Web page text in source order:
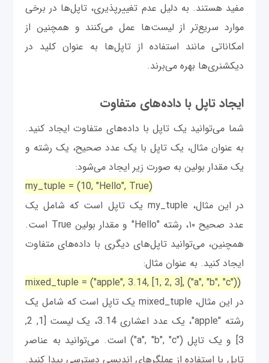
مفید هستند. به دلیل عدم تغییرپذیری، تاپل‌ها در برخی
موارد سریع‌تر از لیست‌ها عمل می‌کنند و همچنین از
امکاناتی مانند استفاده از تاپل‌ها به عنوان کلید در
دیکشنری‌ها بهره می‌برند.
ایجاد تاپل با داده‌های متفاوت
شما می‌توانید یک تاپل با داده‌های متفاوت ایجاد کنید.
به عنوان مثال، یک تاپل با یک عدد صحیح، یک رشته و
یک مقدار بولین به صورت زیر ایجاد می‌شود:
my_tuple = (10, "Hello", True)
در این مثال، my_tuple یک تاپل است که شامل یک
عدد صحیح ۱۰، رشته "Hello" و مقدار بولین True است.
همچنین، می‌توانید تاپل‌های دیگری با داده‌های متفاوت
ایجاد کنید. به عنوان مثال:
mixed_tuple = ("apple", 3.14, [1, 2, 3], ("a", "b", "c"))
در این مثال، mixed_tuple یک تاپل است که شامل یک
رشته "apple"، یک عدد اعشاری 3.14، یک لیست [1, 2,
3] و یک تاپل ("a", "b", "c") است. می‌توانید به عناصر
تاپل با استفاده از عملگرهای اندیسی دسترسی پیدا کنید.